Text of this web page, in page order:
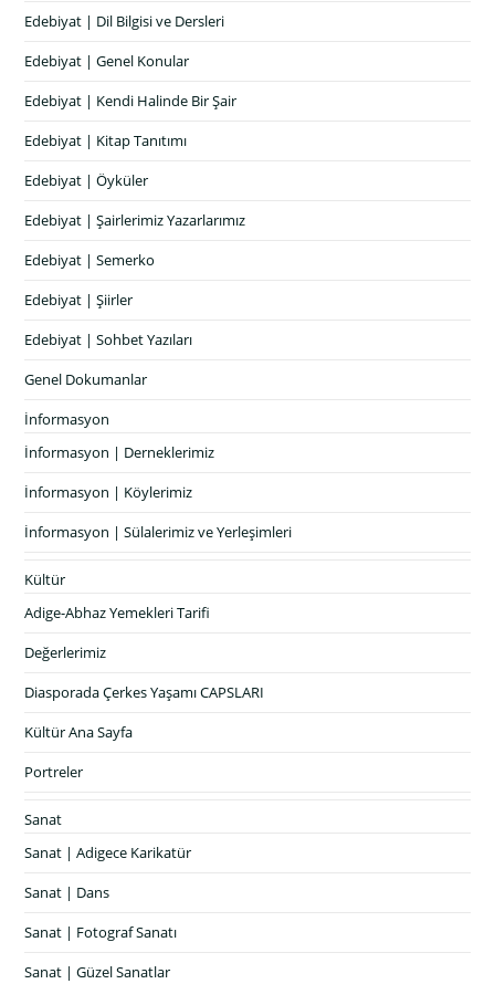
Edebiyat | Dil Bilgisi ve Dersleri
Edebiyat | Genel Konular
Edebiyat | Kendi Halinde Bir Şair
Edebiyat | Kitap Tanıtımı
Edebiyat | Öyküler
Edebiyat | Şairlerimiz Yazarlarımız
Edebiyat | Semerko
Edebiyat | Şiirler
Edebiyat | Sohbet Yazıları
Genel Dokumanlar
İnformasyon
İnformasyon | Derneklerimiz
İnformasyon | Köylerimiz
İnformasyon | Sülalerimiz ve Yerleşimleri
Kültür
Adige-Abhaz Yemekleri Tarifi
Değerlerimiz
Diasporada Çerkes Yaşamı CAPSLARI
Kültür Ana Sayfa
Portreler
Sanat
Sanat | Adigece Karikatür
Sanat | Dans
Sanat | Fotograf Sanatı
Sanat | Güzel Sanatlar